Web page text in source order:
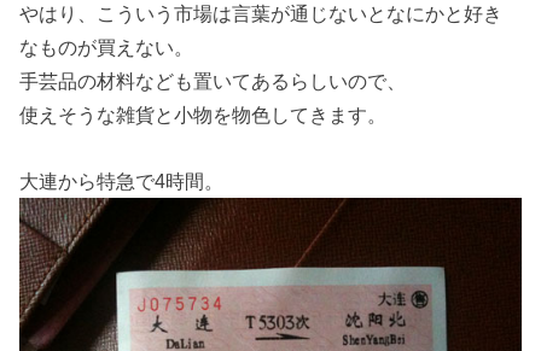
やはり、こういう市場は言葉が通じないとなにかと好き
なものが買えない。
手芸品の材料なども置いてあるらしいので、
使えそうな雑貨と小物を物色してきます。
大連から特急で4時間。